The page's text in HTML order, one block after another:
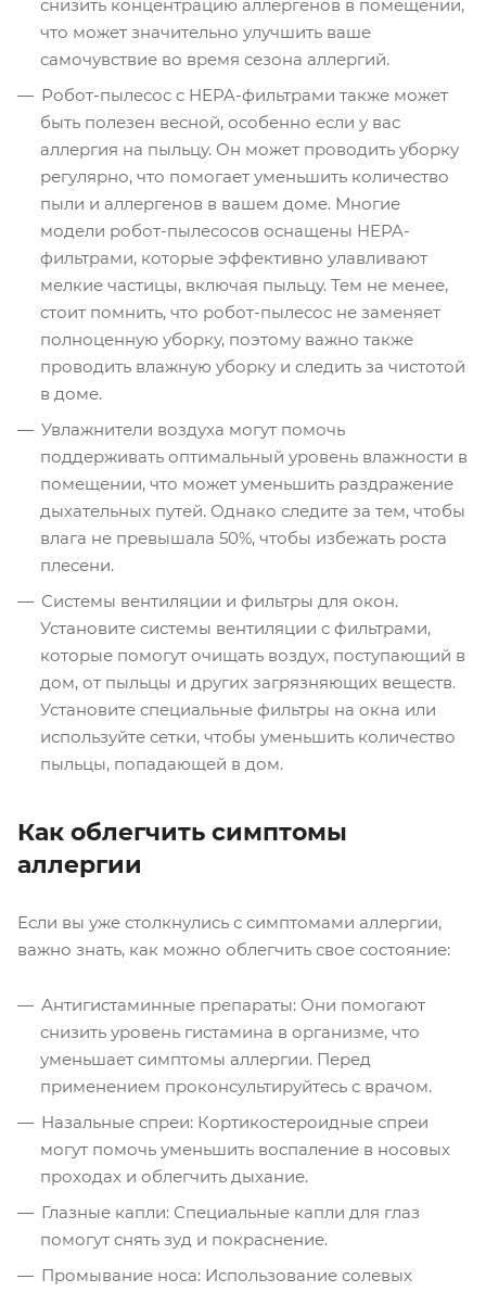
снизить концентрацию аллергенов в помещении,
что может значительно улучшить ваше
самочувствие во время сезона аллергий.
Робот-пылесос с HEPA-фильтрами также может
быть полезен весной, особенно если у вас
аллергия на пыльцу. Он может проводить уборку
регулярно, что помогает уменьшить количество
пыли и аллергенов в вашем доме. Многие
модели робот-пылесосов оснащены HEPA-
фильтрами, которые эффективно улавливают
мелкие частицы, включая пыльцу. Тем не менее,
стоит помнить, что робот-пылесос не заменяет
полноценную уборку, поэтому важно также
проводить влажную уборку и следить за чистотой
в доме.
Увлажнители воздуха могут помочь
поддерживать оптимальный уровень влажности в
помещении, что может уменьшить раздражение
дыхательных путей. Однако следите за тем, чтобы
влага не превышала 50%, чтобы избежать роста
плесени.
Системы вентиляции и фильтры для окон.
Установите системы вентиляции с фильтрами,
которые помогут очищать воздух, поступающий в
дом, от пыльцы и других загрязняющих веществ.
Установите специальные фильтры на окна или
используйте сетки, чтобы уменьшить количество
пыльцы, попадающей в дом.
Как облегчить симптомы
аллергии
Если вы уже столкнулись с симптомами аллергии,
важно знать, как можно облегчить свое состояние:
Антигистаминные препараты: Они помогают
снизить уровень гистамина в организме, что
уменьшает симптомы аллергии. Перед
применением проконсультируйтесь с врачом.
Назальные спреи: Кортикостероидные спреи
могут помочь уменьшить воспаление в носовых
проходах и облегчить дыхание.
Глазные капли: Специальные капли для глаз
помогут снять зуд и покраснение.
Промывание носа: Использование солевых